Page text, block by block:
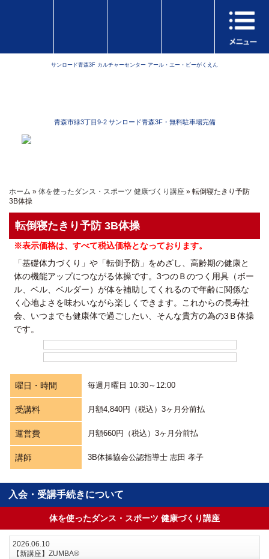
サンロード青森3F カルチャーセンター アール・エー・ビーがくえん
青森市緑3丁目9-2 サンロード青森3F・無料駐車場完備
ホーム » 体を使ったダンス・スポーツ 健康づくり講座 » 転倒寝たきり予防
3B体操
転倒寝たきり予防 3B体操
※表示価格は、すべて税込価格となっております。
「基礎体力づくり」や「転倒予防」をめざし、高齢期の健康と
体の機能アップにつながる体操です。3つのＢのつく用具（ボー
ル、ベル、ベルダー）が体を補助してくれるので年齢に関係な
く心地よさを味わいながら楽しくできます。これからの長寿社
会、いつまでも健康体で過ごしたい、そんな貴方の為の3Ｂ体操
です。
曜日・時間 毎週月曜日 10:30～12:00
受講料 月額4,840円（税込）3ヶ月分前払
運営費 月額660円（税込）3ヶ月分前払
講師 3B体操協会公認指導士 志田 孝子
入会・受講手続きについて
体を使ったダンス・スポーツ 健康づくり講座
2026.06.10
【新講座】ZUMBA®